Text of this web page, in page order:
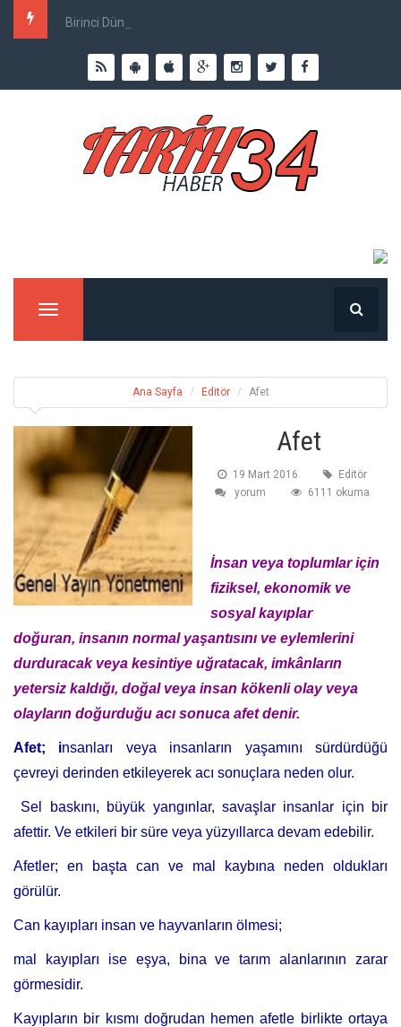
Birinci Dünya Savaşı`nda Ne Kadar İnsan Öldü?
Menu
Ana Sayfa Editör Afet
Afet
19 Mart 2016
Editör
yorum
6111 okuma
İnsan veya toplumlar için
fiziksel, ekonomik ve
sosyal kayıplar
doğuran, insanın normal yaşantısını ve eylemlerini
durduracak veya kesintiye uğratacak, imkânların
yetersiz kaldığı, doğal veya insan kökenli olay veya
olayların doğurduğu acı sonuca afet denir.
Afet; insanları veya insanların yaşamını sürdürdüğü
çevreyi derinden etkileyerek acı sonuçlara neden olur.
Sel baskını, büyük yangınlar, savaşlar insanlar için bir
afettir. Ve etkileri bir süre veya yüzyıllarca devam edebilir.
Afetler; en başta can ve mal kaybına neden oldukları
görülür.
Can kayıpları insan ve hayvanların ölmesi;
mal kayıpları ise eşya, bina ve tarım alanlarının zarar
görmesidir.
Kayıpların bir kısmı doğrudan hemen afetle birlikte ortaya